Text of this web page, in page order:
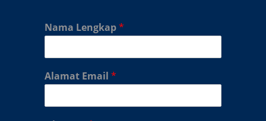
Nama Lengkap*
Alamat Email *